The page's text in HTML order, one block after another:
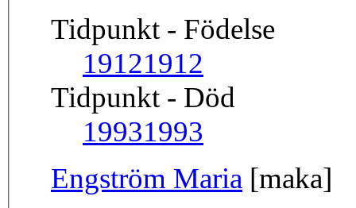
Tidpunkt - Födelse
19121912
Tidpunkt - Död
19931993
Engström Maria [maka]